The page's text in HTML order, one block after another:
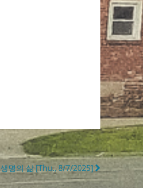
생명의 삶 [Thu., 8/7/2025]